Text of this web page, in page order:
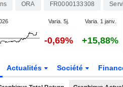
ORA FR0000133308
Varia. 5j. Varia. 1 janv.
-0,69% +15,88%
Actualités Société